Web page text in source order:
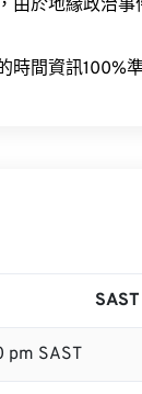
由於地緣政治
時間資訊100%
pm SAST